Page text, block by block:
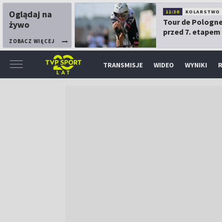
Oglądaj na
żywo
ZOBACZ WIĘCEJ
11:30 KOLARSTWO
Tour de
przed 7. etapem
TRANSMISJE WIDEO WYNIKI